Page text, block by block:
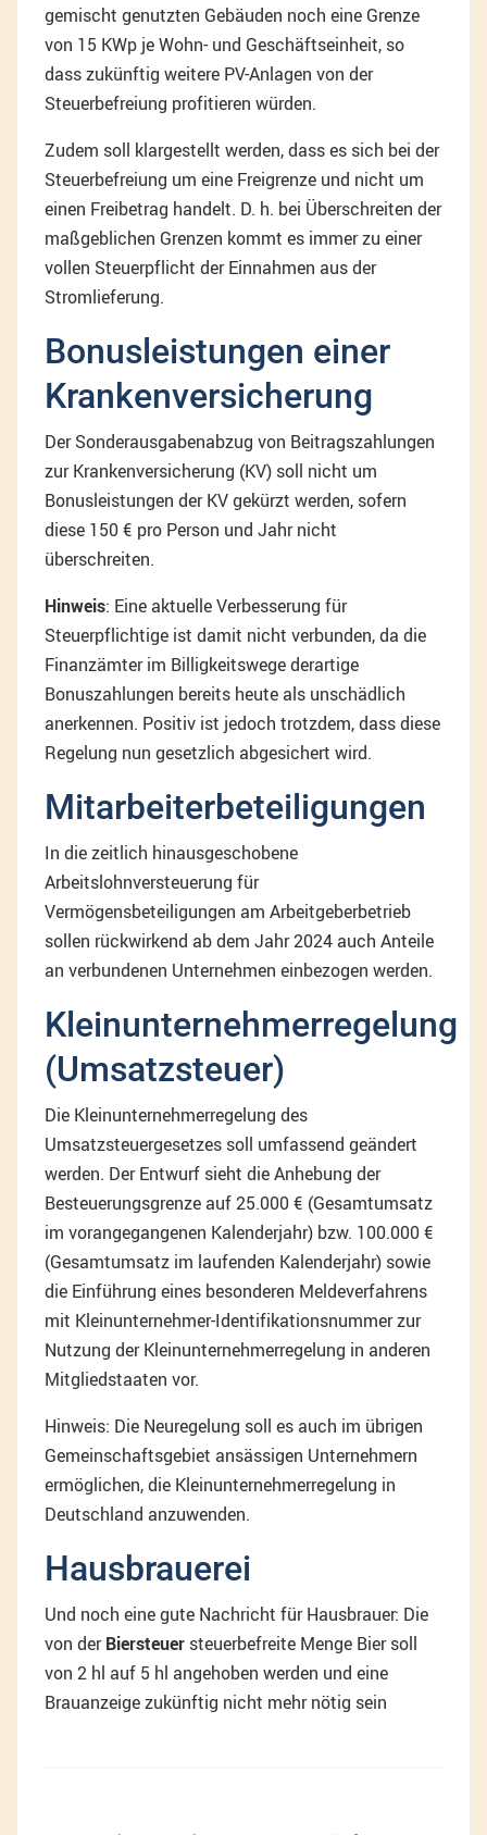
gemischt genutzten Gebäuden noch eine Grenze
von 15 KWp je Wohn- und Geschäftseinheit, so
dass zukünftig weitere PV-Anlagen von der
Steuerbefreiung profitieren würden.
Zudem soll klargestellt werden, dass es sich bei der
Steuerbefreiung um eine Freigrenze und nicht um
einen Freibetrag handelt. D. h. bei Überschreiten der
maßgeblichen Grenzen kommt es immer zu einer
vollen Steuerpflicht der Einnahmen aus der
Stromlieferung.
Bonusleistungen einer
Krankenversicherung
Der Sonderausgabenabzug von Beitragszahlungen
zur Krankenversicherung (KV) soll nicht um
Bonusleistungen der KV gekürzt werden, sofern
diese 150 € pro Person und Jahr nicht
überschreiten.
Hinweis: Eine aktuelle Verbesserung für
Steuerpflichtige ist damit nicht verbunden, da die
Finanzämter im Billigkeitswege derartige
Bonuszahlungen bereits heute als unschädlich
anerkennen. Positiv ist jedoch trotzdem, dass diese
Regelung nun gesetzlich abgesichert wird.
Mitarbeiterbeteiligungen
In die zeitlich hinausgeschobene
Arbeitslohnversteuerung für
Vermögensbeteiligungen am Arbeitgeberbetrieb
sollen rückwirkend ab dem Jahr 2024 auch Anteile
an verbundenen Unternehmen einbezogen werden.
Kleinunternehmerregelung
(Umsatzsteuer)
Die Kleinunternehmerregelung des
Umsatzsteuergesetzes soll umfassend geändert
werden. Der Entwurf sieht die Anhebung der
Besteuerungsgrenze auf 25.000 € (Gesamtumsatz
im vorangegangenen Kalenderjahr) bzw. 100.000 €
(Gesamtumsatz im laufenden Kalenderjahr) sowie
die Einführung eines besonderen Meldeverfahrens
mit Kleinunternehmer-Identifikationsnummer zur
Nutzung der Kleinunternehmerregelung in anderen
Mitgliedstaaten vor.
Hinweis: Die Neuregelung soll es auch im übrigen
Gemeinschaftsgebiet ansässigen Unternehmern
ermöglichen, die Kleinunternehmerregelung in
Deutschland anzuwenden.
Hausbrauerei
Und noch eine gute Nachricht für Hausbrauer: Die
von derBiersteuer steuerbefreite Menge Bier soll
von 2 hl auf 5 hl angehoben werden und eine
Brauanzeige zukünftig nicht mehr nötig sein